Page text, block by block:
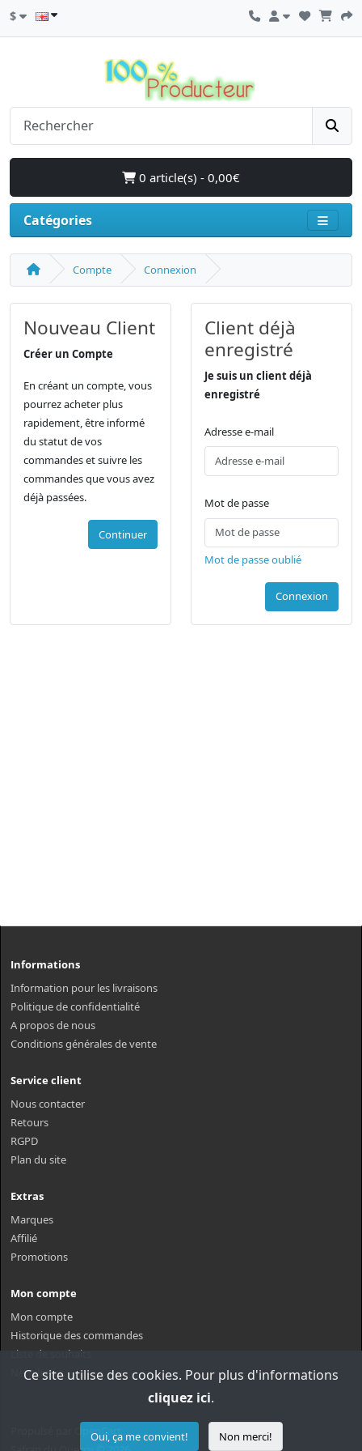
$
0 article(s) - 0,00€
Catégories
Compte Connexion
Nouveau Client
Créer un Compte
En créant un compte, vous
pourrez acheter plus
rapidement, être informé
du statut de vos
commandes et suivre les
commandes que vous avez
déjà passées.
Continuer
Client déjà
enregistré
Je suis un client déjà
enregistré
Adresse e-mail
Mot de passe
Mot de passe oublié
Connexion
Informations
Information pour les livraisons
Politique de confidentialité
A propos de nous
Conditions générales de vente
Service client
Nous contacter
Retours
RGPD
Plan du site
Extras
Marques
Affilié
Promotions
Mon compte
Mon compte
Historique des commandes
Liste de souhaits
Newsletter
OpenCart
Ce site utilise des cookies. Pour plus d'informations
cliquez ici.
Oui, ça me convient! Non merci!